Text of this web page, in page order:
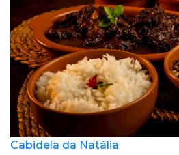
Cabidela da Natália